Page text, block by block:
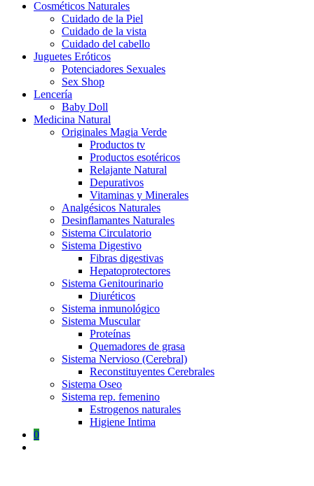
Cosméticos Naturales
Cuidado de la Piel
Cuidado de la vista
Cuidado del cabello
Juguetes Eróticos
Potenciadores Sexuales
Sex Shop
Lencería
Baby Doll
Medicina Natural
Originales Magia Verde
Productos tv
Productos esotéricos
Relajante Natural
Depurativos
Vitaminas y Minerales
Analgésicos Naturales
Desinflamantes Naturales
Sistema Circulatorio
Sistema Digestivo
Fibras digestivas
Hepatoprotectores
Sistema Genitourinario
Diuréticos
Sistema inmunológico
Sistema Muscular
Proteínas
Quemadores de grasa
Sistema Nervioso (Cerebral)
Reconstituyentes Cerebrales
Sistema Oseo
Sistema rep. femenino
Estrogenos naturales
Higiene Intima
0